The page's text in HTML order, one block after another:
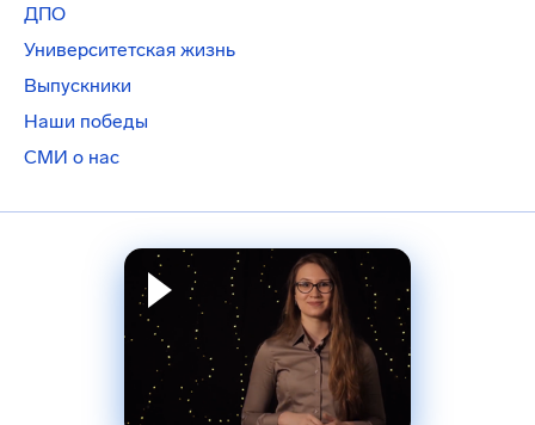
ДПО
Университетская жизнь
Выпускники
Наши победы
СМИ о нас